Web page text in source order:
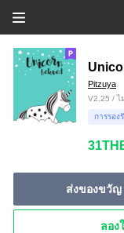
Pitzuya
V2.25 /
การรอง
ส่งของขวัญ
ลอง